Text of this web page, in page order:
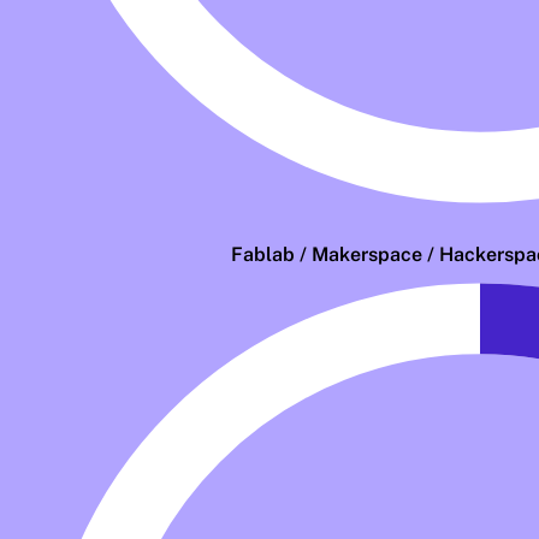
Fablab / Makerspace /